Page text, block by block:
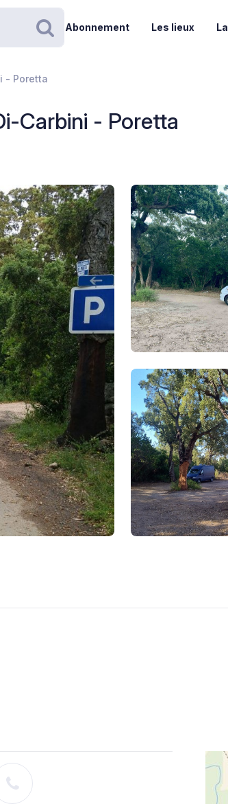
Rechercher
Abonnement Les lieux
- Poretta
Carbini - Poretta